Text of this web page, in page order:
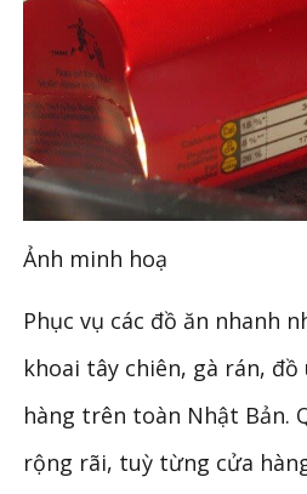
Ảnh minh hoạ
Phục vụ các đồ ăn nhanh
khoai tây chiên, gà rán,
hàng trên toàn Nhật Bản.
rộng rãi, tuỳ từng cửa